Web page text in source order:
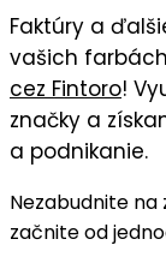
Faktúry a
vašich farbách
cez Fintoro!
značky a
a podnikanie.
Nezabudnite
začnite od